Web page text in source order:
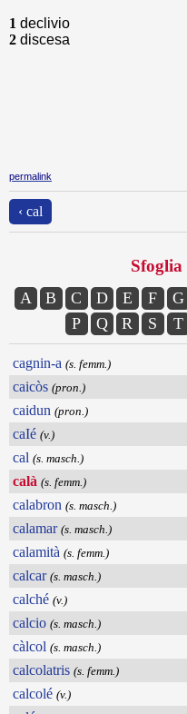
1 declivio
2 discesa
permalink
‹ cal
A B C D E F G
P
Q R S T
cagnin-a (s. femm.)
caicòs (pron.)
caidun (pron.)
caIé (v.)
cal (s. masch.)
calà (s. femm.)
calabron (s. masch.)
calamar (s. masch.)
calamità (s. femm.)
calcar (s. masch.)
calché (v.)
calcio (s. masch.)
càlcol (s. masch.)
calcolatris (s. femm.)
calcolé (v.)